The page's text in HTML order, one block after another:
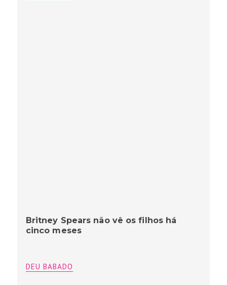
Britney Spears não vê os filhos há
cinco meses
DEU BABADO